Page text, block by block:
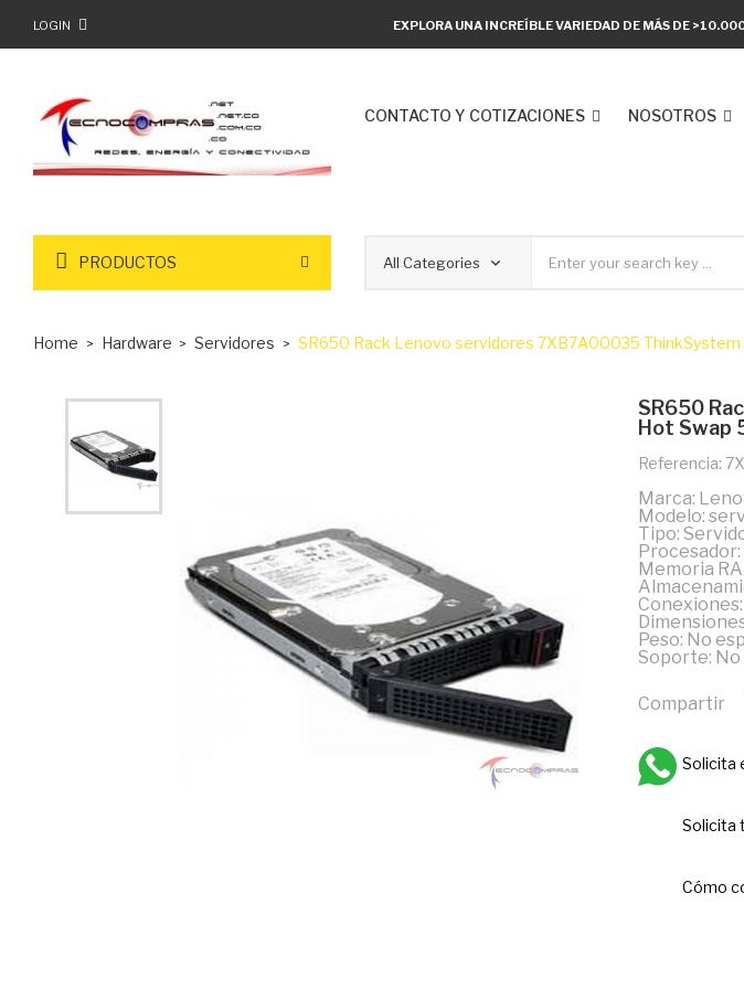
EXPLORA UNA INCREÍBLE VARIEDAD DE MÁS DE
LOGIN
CONTACTO Y COTIZACIONES NOSOTROS
PRODUCTOS
Home Hardware Servidores SR650 Rack Lenovo servidores 7XB7A00035 ThinkSystem
SR650
Hot Swap
Referencia:
Marca:
Modelo:
Tipo:
Memoria
Peso: No
Soporte:
Compartir
Solicita
Solicita
Cómo